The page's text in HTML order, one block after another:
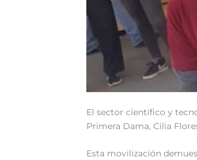
El sector científico y
Primera Dama, Cilia
Esta movilización